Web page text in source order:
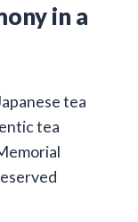
in a
tea
tea